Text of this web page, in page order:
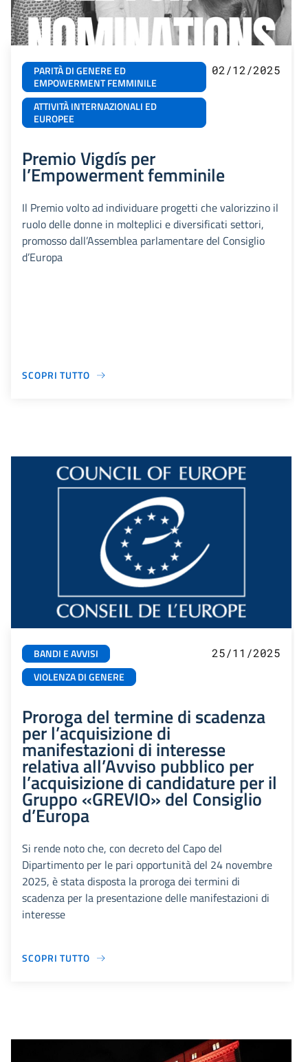
PARITÀ DI GENERE ED
EMPOWERMENT FEMMINILE
ATTIVITÀ INTERNAZIONALI ED
EUROPEE
02/12/2025
Premio Vigdís per
l’Empowerment femminile
Il Premio volto ad individuare progetti che valorizzino il
ruolo delle donne in molteplici e diversificati settori,
promosso dall’Assemblea parlamentare del Consiglio
d’Europa
SCOPRI TUTTO
BANDI E AVVISI
VIOLENZA DI GENERE
25/11/2025
Proroga del termine di scadenza
per l’acquisizione di
manifestazioni di interesse
relativa all’Avviso pubblico per
l’acquisizione di candidature per il
Gruppo «GREVIO» del Consiglio
d’Europa
Si rende noto che, con decreto del Capo del
Dipartimento per le pari opportunità del 24 novembre
2025, è stata disposta la proroga dei termini di
scadenza per la presentazione delle manifestazioni di
interesse
SCOPRI TUTTO